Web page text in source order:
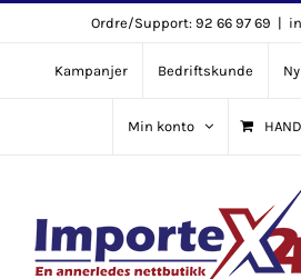
content
Ordre/Support: 92 66 97 69 |
Kampanjer Bedriftskunde
Min konto